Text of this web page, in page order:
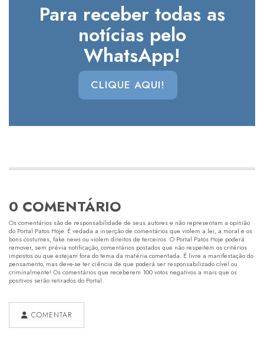
Para receber todas as
notícias pelo
WhatsApp!
CLIQUE AQUI!
0 COMENTÁRIO
Os comentários são de responsabilidade de seus autores e não representam a opinião
do Portal Patos Hoje. É vedada a inserção de comentários que violem a lei, a moral e os
bons costumes, fake news ou violem direitos de terceiros. O Portal Patos Hoje poderá
remover, sem prévia notificação, comentários postados que não respeitem os critérios
impostos ou que estejam fora do tema da matéria comentada. É livre a manifestação do
pensamento, mas deve-se ter ciência de que poderá ser responsabilizado cível ou
criminalmente! Os comentários que receberem 100 votos negativos a mais que os
positivos serão retirados do Portal.
COMENTAR